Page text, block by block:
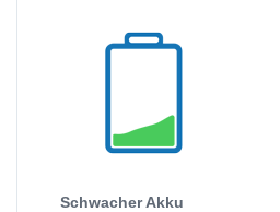
Schwacher Akku